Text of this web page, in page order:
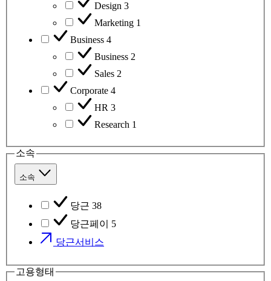
Design 3
Marketing 1
Business 4
Business 2
Sales 2
Corporate 4
HR 3
Research 1
소속
소속
당근 38
당근페이 5
당근서비스
고용형태